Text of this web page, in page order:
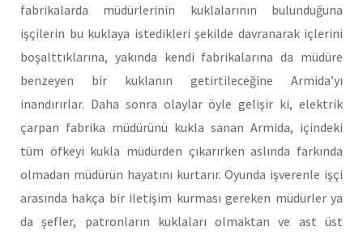
fabrikalarda müdürlerinin kuklalarının bulunduğuna
işçilerin bu kuklaya istedikleri şekilde davranarak içlerini
boşalttıklarına, yakında kendi fabrikalarına da müdüre
benzeyen bir kuklanın getirtileceğine Armida’yı
inandırırlar. Daha sonra olaylar öyle gelişir ki, elektrik
çarpan fabrika müdürünü kukla sanan Armida, içindeki
tüm öfkeyi kukla müdürden çıkarırken aslında farkında
olmadan müdürün hayatını kurtarır. Oyunda işverenle işçi
arasında hakça bir iletişim kurması gereken müdürler ya
da şefler, patronların kuklaları olmaktan ve ast üst